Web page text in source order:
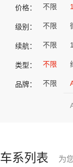
价格： 不限
级别： 不限
续航： 不限
类型： 不限
品牌： 不限
车系列表 为